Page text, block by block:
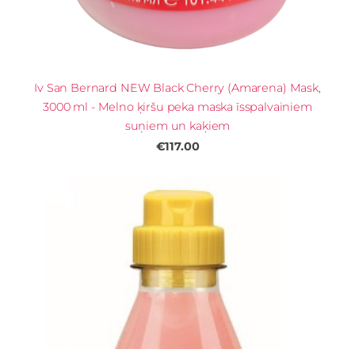
Iv San Bernard NEW Black Cherry (Amarena) Mask,
3000 ml - Melno ķiršu peka maska ​​īsspalvainiem
suņiem un kaķiem
€117.00